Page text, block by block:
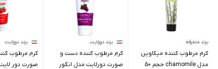
برند متفرقه
کرم مرطوب کننده میکاوین
مدل chamomile حجم 50
برند دورلایت
کرم مرطوب کننده دست و
صورت دورلایت مدل انگور
برند دورلایت
کرم مرطوب
صورت دور